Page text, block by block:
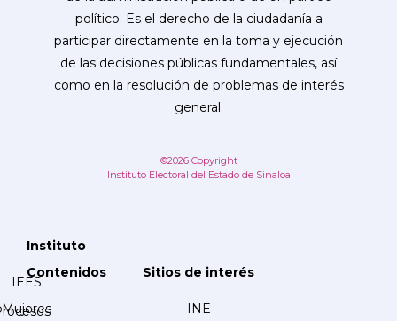
político. Es el derecho de la ciudadanía a
participar directamente en la toma y ejecución
de las decisiones públicas fundamentales, así
como en la resolución de problemas de interés
general.
©2026 Copyright
Instituto Electoral del Estado de Sinaloa
Instituto
IEES
Contenidos
Mujeres
Sitios de interés
INE